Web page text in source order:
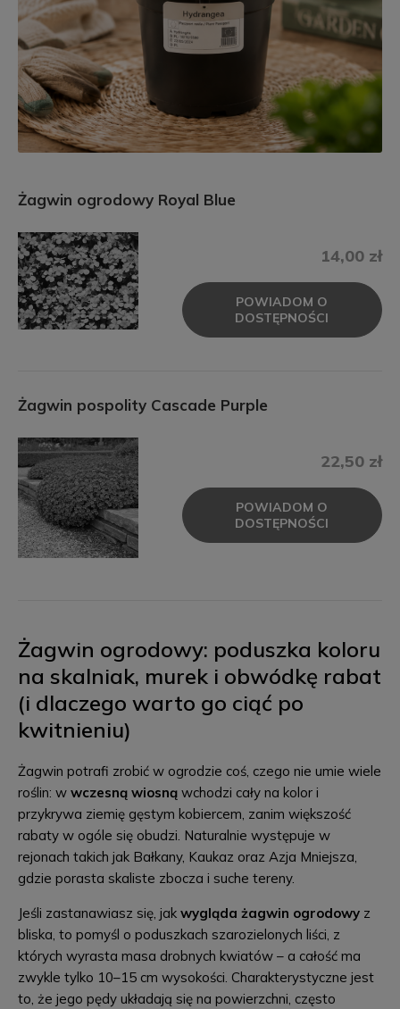
Żagwin ogrodowy Royal Blue
14,00 zł
POWIADOM O
DOSTĘPNOŚCI
Żagwin pospolity Cascade Purple
22,50 zł
POWIADOM O
DOSTĘPNOŚCI
Żagwin ogrodowy: poduszka koloru
na skalniak, murek i obwódkę rabat
(i dlaczego warto go ciąć po
kwitnieniu)
Żagwin potrafi zrobić w ogrodzie coś, czego nie umie wiele
roślin: w wczesną wiosną wchodzi cały na kolor i
przykrywa ziemię gęstym kobiercem, zanim większość
rabaty w ogóle się obudzi. Naturalnie występuje w
rejonach takich jak Bałkany, Kaukaz oraz Azja Mniejsza,
gdzie porasta skaliste zbocza i suche tereny.
Jeśli zastanawiasz się, jak wygląda żagwin ogrodowy z
bliska, to pomyśl o poduszkach szarozielonych liści, z
których wyrasta masa drobnych kwiatów – a całość ma
zwykle tylko 10–15 cm wysokości. Charakterystyczne jest
to, że jego pędy układają się na powierzchni, często